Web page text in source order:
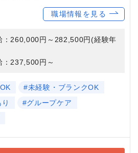
職場情報を見る
260,000円～282,500円(経験年
237,500円～
#未経験・ブランクOK
#グループケア